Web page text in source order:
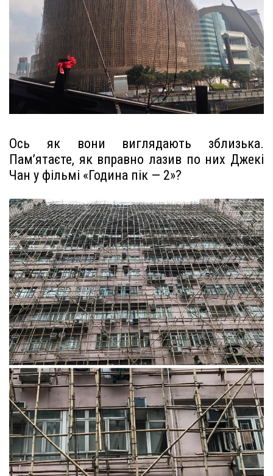
Ось як вони виглядають зблизька.
Пам’ятаєте, як вправно лазив по них Джекі
Чан у фільмі «Година пік — 2»?